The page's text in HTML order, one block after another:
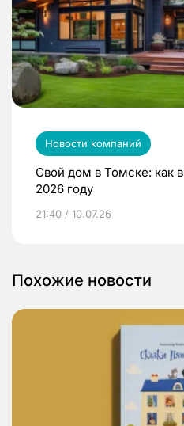
Новости компаний
Свой дом в Томске: как
2026 году
21:40 / 10.07.26
Похожие новости